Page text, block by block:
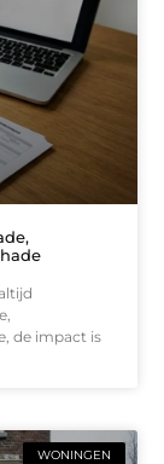
de impact is
WONINGEN